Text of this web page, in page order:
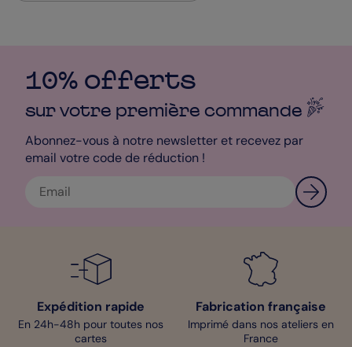
commencer à préparer vos petites cartes !
10% offerts
sur votre première commande
Abonnez-vous à notre newsletter et recevez par
email votre code de réduction !
Expédition rapide
En 24h-48h pour toutes nos
cartes
Fabrication française
Imprimé dans nos ateliers en
France